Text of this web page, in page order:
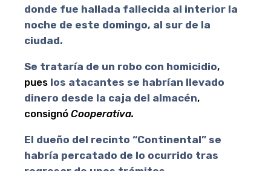
donde fue hallada fallecida al interior la
noche de este domingo, al sur de la
ciudad.
Se trataría de un robo con homicidio,
pues los atacantes se habrían llevado
dinero desde la caja del almacén,
consignó Cooperativa.
El dueño del recinto “Continental” se
habría percatado de lo ocurrido tras